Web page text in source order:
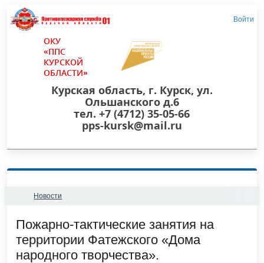
Войти
ОКУ
«ППС
КУРСКОЙ
ОБЛАСТИ»
Курская область, г. Курск, ул.
Ольшанского д.6
тел. +7 (4712) 35-05-66
pps-kursk@mail.ru
Новости
Пожарно-тактические занятия на
территории Фатежского «Дома
народного творчества».